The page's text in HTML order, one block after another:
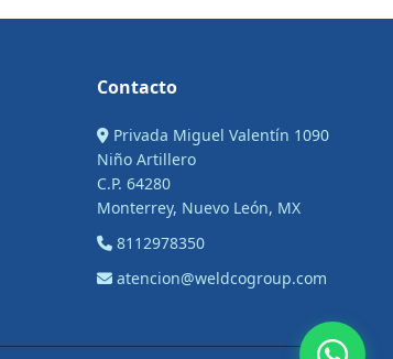
Contacto
Privada Miguel Valentín 1090
Niño Artillero
C.P. 64280
Monterrey, Nuevo León, MX
8112978350
atencion@weldcogroup.com